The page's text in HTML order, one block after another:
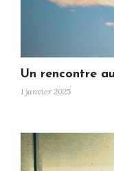
Un rencontre
1 janvier 2025